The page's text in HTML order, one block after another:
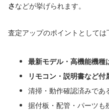
さなどが挙げられます。
査定アップのポイントとしては
最新モデル・高機能機種
リモコン・説明書など付
清掃・動作確認済みであ
据付板・配管・パーツも